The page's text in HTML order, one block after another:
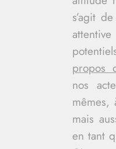
s’agit
propos
nos
mêmes,
mais
en tant